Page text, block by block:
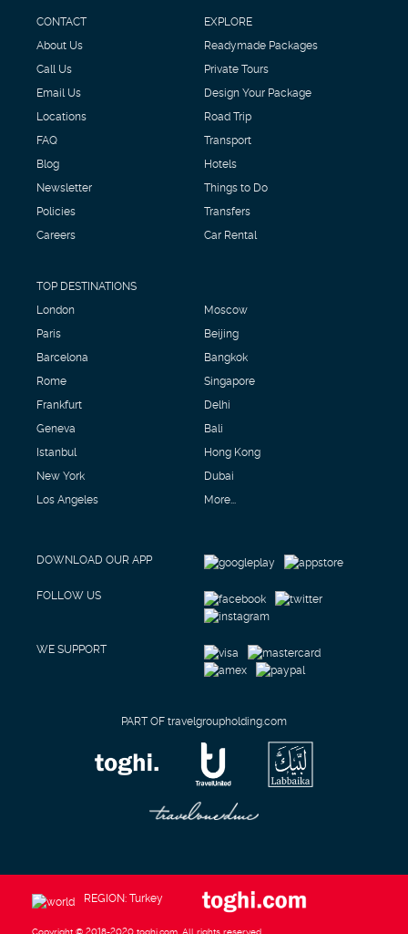
CONTACT
About Us
Call Us
Email Us
Locations
FAQ
Blog
Newsletter
Policies
Careers
EXPLORE
Readymade Packages
Private Tours
Design Your Package
Road Trip
Transport
Hotels
Things to Do
Transfers
Car Rental
TOP DESTINATIONS
London
Paris
Barcelona
Rome
Frankfurt
Geneva
Istanbul
New York
Los Angeles
Moscow
Beijing
Bangkok
Singapore
Delhi
Bali
Hong Kong
Dubai
More...
DOWNLOAD OUR APP
FOLLOW US
WE SUPPORT
PART OF travelgroupholding.com
REGION: Turkey
Copyright © 2018-2020 toghi.com. All rights reserved